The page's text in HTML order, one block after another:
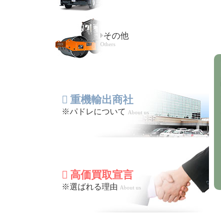
その他
Others
重機輸出商社
※パドレについて About us
高価買取宣言
※選ばれる理由 About us